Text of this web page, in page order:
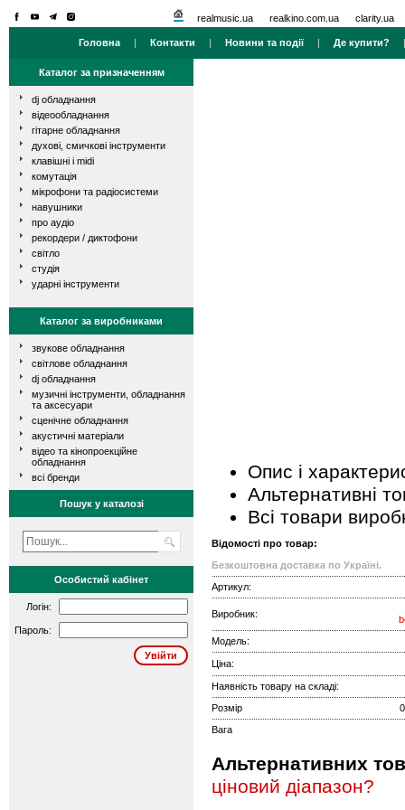
realmusic.ua realkino.com.ua clarity.ua
Головна | Контакти | Новини та події| Де купити?
Каталог за призначенням
dj обладнання
відеообладнання
гітарне обладнання
духові, смичкові інструменти
клавішні і midi
комутація
мікрофони та радіосистеми
навушники
про аудіо
рекордери / диктофони
світло
студія
ударні інструменти
Каталог за виробниками
звукове обладнання
світлове обладнання
dj обладнання
музичні інструменти, обладнання
та аксесуари
сценічне обладнання
акустичні матеріали
відео та кінопроекційне
обладнання
всі бренди
Пошук у каталозі
Особистий кабінет
Логін:
Пароль:
Опис і
Альтернативні
Всі товари
Відомості про товар:
Безкоштовна доставка по Україні.
Артикул:
Виробник:
Модель:
Ціна:
Наявність товару на складі:
Розмір
Вага
Альтернативних
ціновий діапазон?